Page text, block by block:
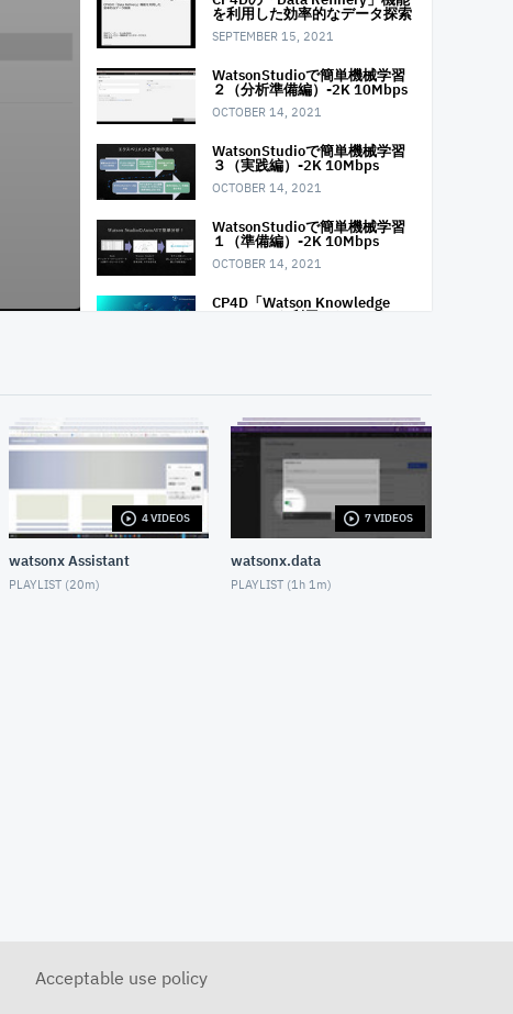
を利用した 効率的なデータ探索
SEPTEMBER 15, 2021
WatsonStudioで簡単機械学習
２（分析準備編）-2K 10Mbps
OCTOBER 14, 2021
WatsonStudioで簡単機械学習
３（実践編）-2K 10Mbps
OCTOBER 14, 2021
WatsonStudioで簡単機械学習
１（準備編）-2K 10Mbps
OCTOBER 14, 2021
CP4D「Watson Knowledge
Catalog」を利用したエンター
CP4D「Watson Knowledge
Catalog」を利用したエンター
プライズ・データガバナン
ス (動画2：データ資産の登録)
NOVEMBER 10, 2021
CP4D「Watson Knowledge
Catalog」を利用したエンター
ス (動画3：ガバナンス成果物の
登録)
4 VIDEOS
watsonx Assistant
PLAYLIST (20m)
7 VIDEOS
watsonx.data
PLAYLIST (1h 1m)
Acceptable use policy